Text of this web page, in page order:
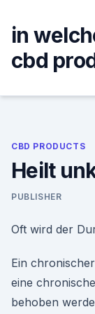
content
in
cbd
CBD PRODUCTS
Heilt
PUBLISHER
Oft wird der
Ein
eine
behoben